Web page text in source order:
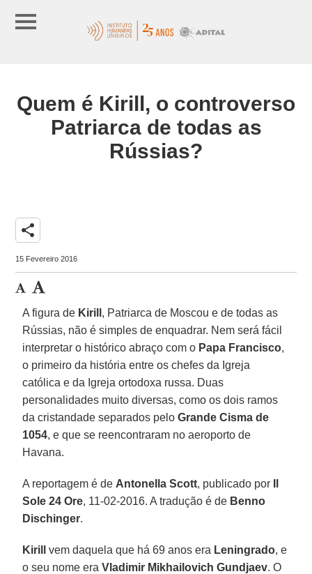
Quem é Kirill, o controverso
Patriarca de todas as
Rússias?
share
15 Fevereiro 2016
A figura de Kirill , Patriarca de Moscou e de todas as
Rússias, não é simples de enquadrar. Nem será fácil
interpretar o histórico abraço com o Papa Francisco,
o primeiro da história entre os chefes da Igreja
católica e da Igreja ortodoxa russa. Duas
personalidades muito diversas, como os dois ramos
da cristandade separados peloGrande Cisma de
1054, e que se reencontraram no aeroporto de
Havana.
A reportagem é de Antonella Scott, publicado por
Sole 24 Ore, 11-02-2016. A tradução é de Benno
Dischinger.
Kirill vem daquela que há 69 anos era Leningrado, e
o seu nome eraVladimir Mikhailovich Gundjaev. O